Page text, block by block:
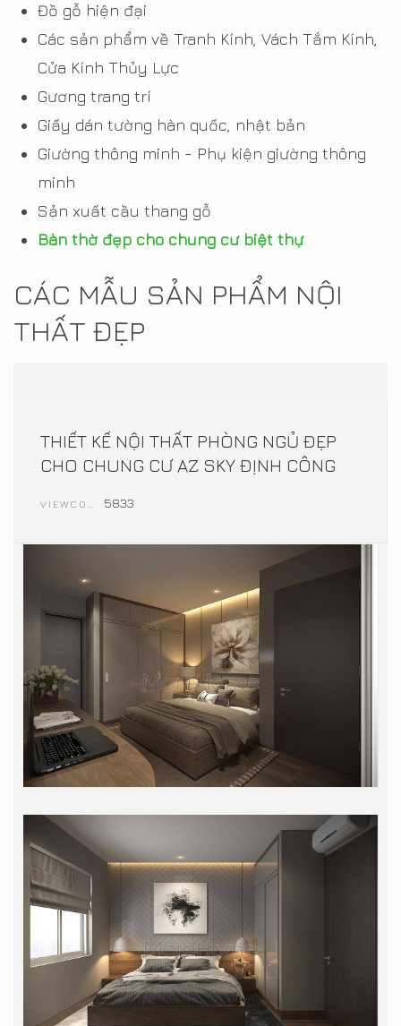
Đồ gỗ hiện đại
Các sản phẩm về Tranh Kính, Vách Tắm Kính,
Cửa Kính Thủy Lực
Gương trang trí
Giấy dán tường hàn quốc, nhật bản
Giường thông minh - Phụ kiện giường thông
minh
Sản xuất cầu thang gỗ
Bàn thờ đẹp cho chung cư biệt thự
CÁC MẪU SẢN PHẨM NỘI
THẤT ĐẸP
THIẾT KẾ NỘI THẤT PHÒNG NGỦ ĐẸP
CHO CHUNG CƯ AZ SKY ĐỊNH CÔNG
5833